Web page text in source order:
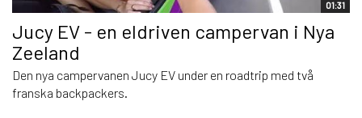
01:31
Jucy EV - en eldriven campervan i Nya
Zeeland
Den nya campervanen Jucy EV under en roadtrip med två
franska backpackers.